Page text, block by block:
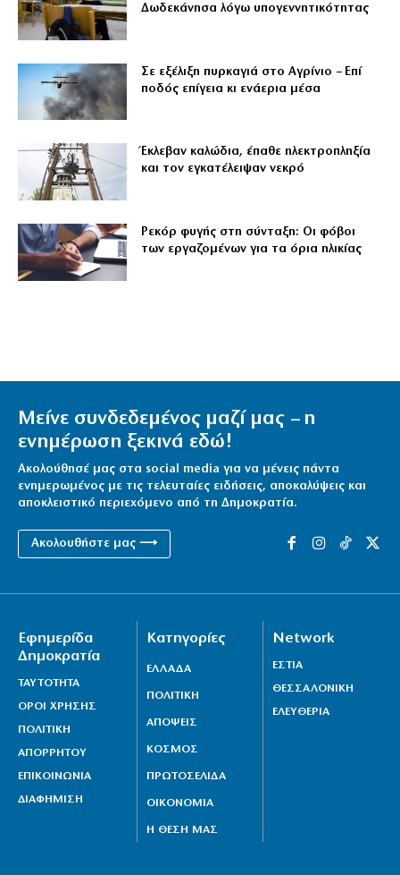
Δωδεκάνησα λόγω υπογεννητικότητας
Σε εξέλιξη πυρκαγιά στο Αγρίνιο – Επί
ποδός επίγεια κι ενάερια μέσα
Έκλεβαν καλώδια, έπαθε ηλεκτροπληξία
και τον εγκατέλειψαν νεκρό
Ρεκόρ φυγής στη σύνταξη: Οι φόβοι
των εργαζομένων για τα όρια ηλικίας
Μείνε συνδεδεμένος μαζί μας – η
ενημέρωση ξεκινά εδώ!
Ακολούθησέ μας στα social media για να μένεις πάντα
ενημερωμένος με τις τελευταίες ειδήσεις, αποκαλύψεις και
αποκλειστικό περιεχόμενο από τη Δημοκρατία.
Ακολουθήστε μας ⟶
Εφημερίδα
Δημοκρατία
ΤΑΥΤΟΤΗΤΑ
ΟΡΟΙ ΧΡΗΣΗΣ
ΠΟΛΙΤΙΚΗ
ΑΠΟΡΡΗΤΟΥ
ΕΠΙΚΟΙΝΩΝΙΑ
ΔΙΑΦΗΜΙΣΗ
Κατηγορίες
ΕΛΛΑΔΑ
ΠΟΛΙΤΙΚΗ
ΑΠΟΨΕΙΣ
ΚΟΣΜΟΣ
ΠΡΩΤΟΣΕΛΙΔΑ
ΟΙΚΟΝΟΜΙΑ
Η ΘΕΣΗ ΜΑΣ
Network
ΕΣΤΙΑ
ΘΕΣΣΑΛΟΝΙΚΗ
ΕΛΕΥΘΕΡΙΑ